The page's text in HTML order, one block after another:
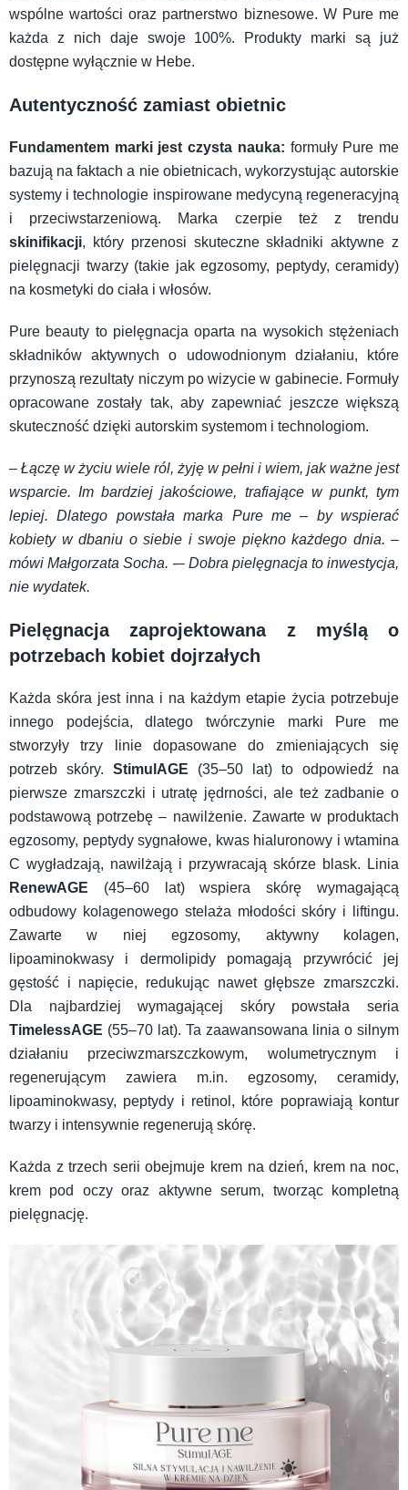
wspólne wartości oraz partnerstwo biznesowe. W Pure me
każda z nich daje swoje 100%. Produkty marki są już
dostępne wyłącznie w Hebe.
Autentyczność zamiast obietnic
Fundamentem marki jest czysta nauka: formuły Pure me
bazują na faktach a nie obietnicach, wykorzystując autorskie
systemy i technologie inspirowane medycyną regeneracyjną
i przeciwstarzeniową. Marka czerpie też z trendu
skinifikacji, który przenosi skuteczne składniki aktywne z
pielęgnacji twarzy (takie jak egzosomy, peptydy, ceramidy)
na kosmetyki do ciała i włosów.
Pure beauty to pielęgnacja oparta na wysokich stężeniach
składników aktywnych o udowodnionym działaniu, które
przynoszą rezultaty niczym po wizycie w gabinecie. Formuły
opracowane zostały tak, aby zapewniać jeszcze większą
skuteczność dzięki autorskim systemom i technologiom.
– Łączę w życiu wiele ról, żyję w pełni i wiem, jak ważne jest
wsparcie. Im bardziej jakościowe, trafiające w punkt, tym
lepiej. Dlatego powstała marka Pure me – by wspierać
kobiety w dbaniu o siebie i swoje piękno każdego dnia. –
mówi Małgorzata Socha. -– Dobra pielęgnacja to inwestycja,
nie wydatek.
Pielęgnacja zaprojektowana z myślą o
potrzebach kobiet dojrzałych
Każda skóra jest inna i na każdym etapie życia potrzebuje
innego podejścia, dlatego twórczynie marki Pure me
stworzyły trzy linie dopasowane do zmieniających się
potrzeb skóry. StimulAGE (35–50 lat) to odpowiedź na
pierwsze zmarszczki i utratę jędrności, ale też zadbanie o
podstawową potrzebę – nawilżenie. Zawarte w produktach
egzosomy, peptydy sygnałowe, kwas hialuronowy i wtamina
C wygładzają, nawilżają i przywracają skórze blask. Linia
RenewAGE (45–60 lat) wspiera skórę wymagającą
odbudowy kolagenowego stelaża młodości skóry i liftingu.
Zawarte w niej egzosomy, aktywny kolagen,
lipoaminokwasy i dermolipidy pomagają przywrócić jej
gęstość i napięcie, redukując nawet głębsze zmarszczki.
Dla najbardziej wymagającej skóry powstała seria
TimelessAGE (55–70 lat). Ta zaawansowana linia o silnym
działaniu przeciwzmarszczkowym, wolumetrycznym i
regenerującym zawiera m.in. egzosomy, ceramidy,
lipoaminokwasy, peptydy i retinol, które poprawiają kontur
twarzy i intensywnie regenerują skórę.
Każda z trzech serii obejmuje krem na dzień, krem na noc,
krem pod oczy oraz aktywne serum, tworząc kompletną
pielęgnację.